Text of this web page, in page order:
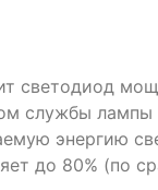
светодиод
службы
энергию
до 80% (по